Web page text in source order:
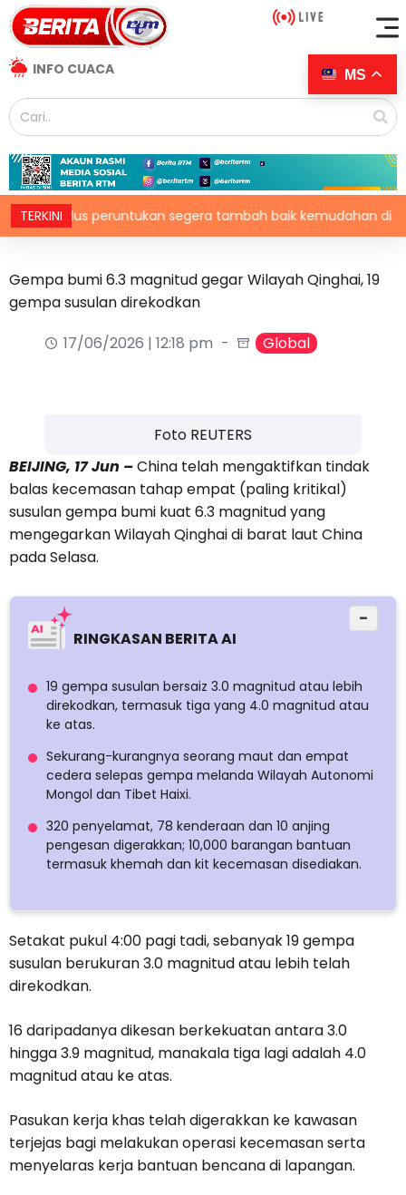
INFO CUACA
TERKINI
lulus peruntukan segera tambah baik kemudahan di kemar,
Gempa bumi 6.3 magnitud gegar Wilayah Qinghai, 19
gempa susulan direkodkan
17/06/2026 | 12:18 pm
Global
Foto REUTERS
BEIJING, 17 Jun –China telah mengaktifkan tindak
balas kecemasan tahap empat (paling kritikal)
susulan gempa bumi kuat 6.3 magnitud yang
mengegarkan Wilayah Qinghai di barat laut China
pada Selasa.
RINGKASAN BERITA AI
−
19 gempa susulan bersaiz 3.0 magnitud atau lebih
direkodkan, termasuk tiga yang 4.0 magnitud atau
ke atas.
Sekurang-kurangnya seorang maut dan empat
cedera selepas gempa melanda Wilayah Autonomi
Mongol dan Tibet Haixi.
320 penyelamat, 78 kenderaan dan 10 anjing
pengesan digerakkan; 10,000 barangan bantuan
termasuk khemah dan kit kecemasan disediakan.
Setakat pukul 4:00 pagi tadi, sebanyak 19 gempa
susulan berukuran 3.0 magnitud atau lebih telah
direkodkan.
16 daripadanya dikesan berkekuatan antara 3.0
hingga 3.9 magnitud, manakala tiga lagi adalah 4.0
magnitud atau ke atas.
Pasukan kerja khas telah digerakkan ke kawasan
terjejas bagi melakukan operasi kecemasan serta
menyelaras kerja bantuan bencana di lapangan.
MS